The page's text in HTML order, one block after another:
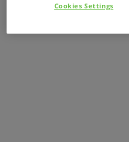
Cookies Settings